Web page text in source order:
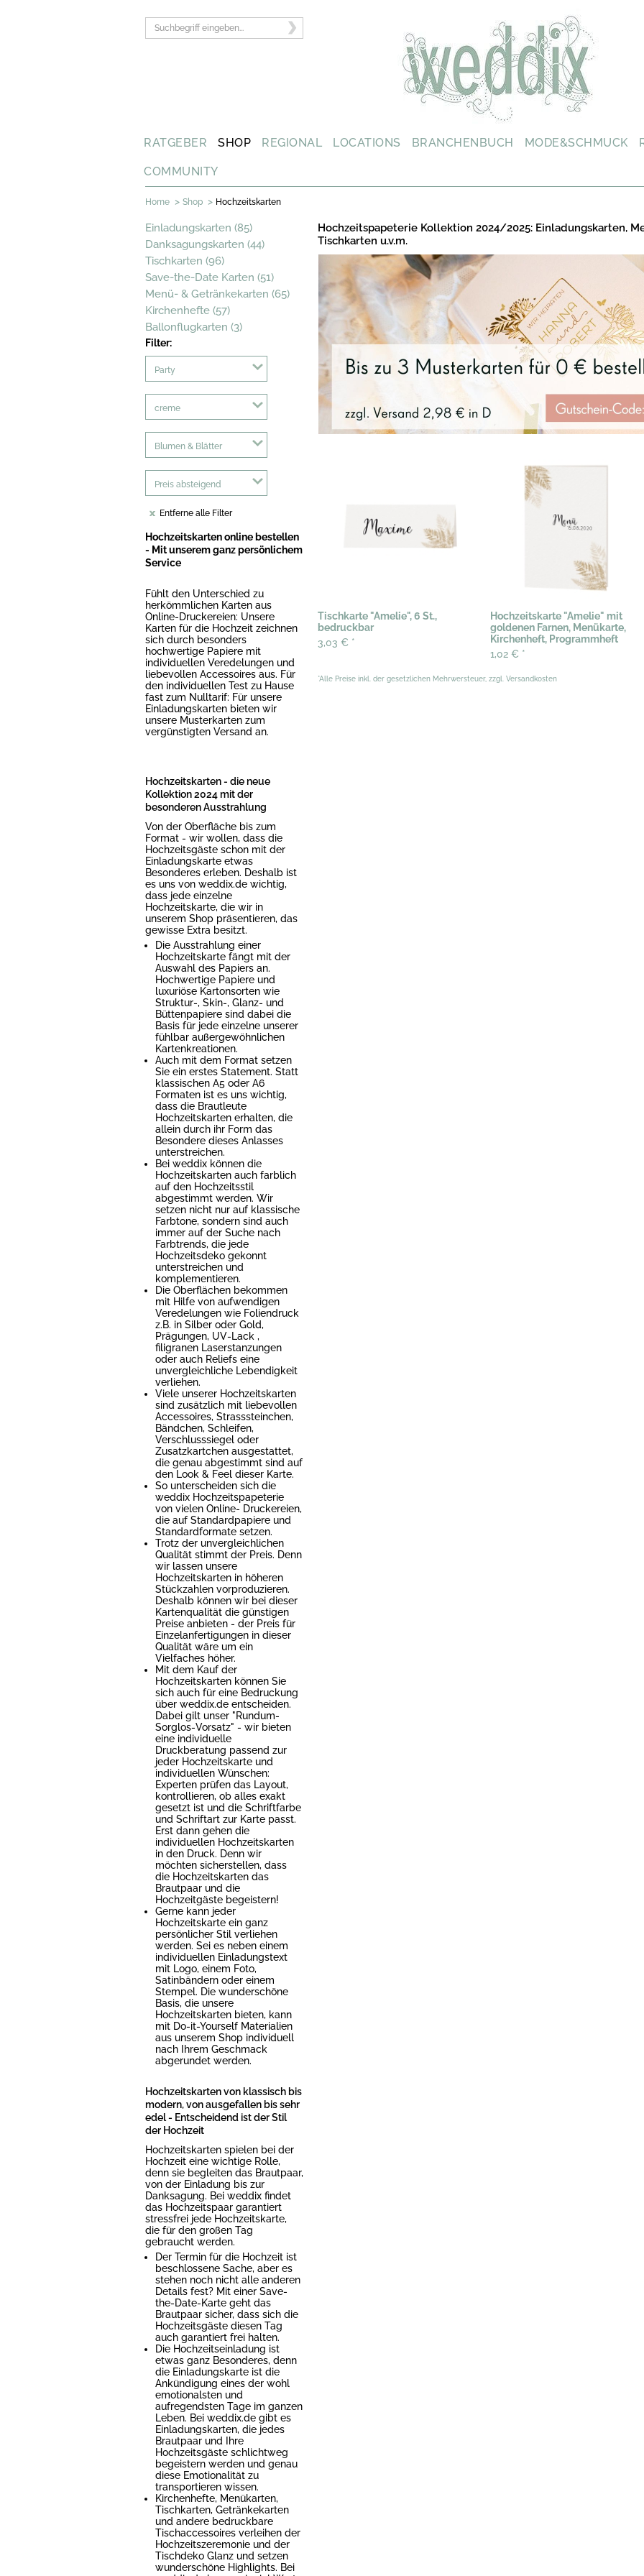
RATGEBER SHOP REGIONAL LOCATIONS BRANCHENBUCH MODE&SCHMUCK
COMMUNITY
Home > Shop > Hochzeitskarten
Einladungskarten (85)
Danksagungskarten (44)
Tischkarten (96)
Save-the-Date Karten (51)
Menü- & Getränkekarten (65)
Kirchenhefte (57)
Ballonflugkarten (3)
Filter:
Party
creme
Blumen & Blätter
Preis absteigend
Entferne alle Filter
Hochzeitskarten online bestellen
- Mit unserem ganz persönlichem
Service
Fühlt den Unterschied zu
herkömmlichen Karten aus
Online-Druckereien: Unsere
Karten für die Hochzeit zeichnen
sich durch besonders
hochwertige Papiere mit
individuellen Veredelungen und
liebevollen Accessoires aus. Für
den individuellen Test zu Hause
fast zum Nulltarif: Für unsere
Einladungskarten bieten wir
unsere Musterkarten zum
vergünstigten Versand an.
Hochzeitskarten - die neue
Kollektion 2024 mit der
besonderen Ausstrahlung
Von der Oberfläche bis zum
Format - wir wollen, dass die
Hochzeitsgäste schon mit der
Einladungskarte etwas
Besonderes erleben. Deshalb ist
es uns von weddix.de wichtig,
dass jede einzelne
Hochzeitskarte, die wir in
unserem Shop präsentieren, das
gewisse Extra besitzt.
Die Ausstrahlung einer
Hochzeitskarte fängt mit der
Auswahl des Papiers an.
Hochwertige Papiere und
luxuriöse Kartonsorten wie
Struktur-, Skin-, Glanz- und
Büttenpapiere sind dabei die
Basis für jede einzelne unserer
fühlbar außergewöhnlichen
Kartenkreationen.
Auch mit dem Format setzen
Sie ein erstes Statement. Statt
klassischen A5 oder A6
Formaten ist es uns wichtig,
dass die Brautleute
Hochzeitskarten erhalten, die
allein durch ihr Form das
Besondere dieses Anlasses
unterstreichen.
Bei weddix können die
Hochzeitskarten auch farblich
auf den Hochzeitsstil
abgestimmt werden. Wir
setzen nicht nur auf klassische
Farbtone, sondern sind auch
immer auf der Suche nach
Farbtrends, die jede
Hochzeitsdeko gekonnt
unterstreichen und
komplementieren.
Die Oberflächen bekommen
mit Hilfe von aufwendigen
Veredelungen wie Foliendruck
z.B. in Silber oder Gold,
Prägungen, UV-Lack ,
filigranen Laserstanzungen
oder auch Reliefs eine
unvergleichliche Lebendigkeit
verliehen.
Viele unserer Hochzeitskarten
sind zusätzlich mit liebevollen
Accessoires, Strasssteinchen,
Bändchen, Schleifen,
Verschlusssiegel oder
Zusatzkartchen ausgestattet,
die genau abgestimmt sind auf
den Look & Feel dieser Karte.
So unterscheiden sich die
weddix Hochzeitspapeterie
von vielen Online- Druckereien,
die auf Standardpapiere und
Standardformate setzen.
Trotz der unvergleichlichen
Qualität stimmt der Preis. Denn
wir lassen unsere
Hochzeitskarten in höheren
Stückzahlen vorproduzieren.
Deshalb können wir bei dieser
Kartenqualität die günstigen
Preise anbieten - der Preis für
Einzelanfertigungen in dieser
Qualität wäre um ein
Vielfaches höher.
Mit dem Kauf der
Hochzeitskarten können Sie
sich auch für eine Bedruckung
über weddix.de entscheiden.
Dabei gilt unser "Rundum-
Sorglos-Vorsatz" - wir bieten
eine individuelle
Druckberatung passend zur
jeder Hochzeitskarte und
individuellen Wünschen:
Experten prüfen das Layout,
kontrollieren, ob alles exakt
gesetzt ist und die Schriftfarbe
und Schriftart zur Karte passt.
Erst dann gehen die
individuellen Hochzeitskarten
in den Druck. Denn wir
möchten sicherstellen, dass
die Hochzeitskarten das
Brautpaar und die
Hochzeitgäste begeistern!
Gerne kann jeder
Hochzeitskarte ein ganz
persönlicher Stil verliehen
werden. Sei es neben einem
individuellen Einladungstext
mit Logo, einem Foto,
Satinbändern oder einem
Stempel. Die wunderschöne
Basis, die unsere
Hochzeitskarten bieten, kann
mit Do-it-Yourself Materialien
aus unserem Shop individuell
nach Ihrem Geschmack
abgerundet werden.
Hochzeitskarten von klassisch bis
modern, von ausgefallen bis sehr
edel - Entscheidend ist der Stil
der Hochzeit
Hochzeitskarten spielen bei der
Hochzeit eine wichtige Rolle,
denn sie begleiten das Brautpaar,
von der Einladung bis zur
Danksagung. Bei weddix findet
das Hochzeitspaar garantiert
stressfrei jede Hochzeitskarte,
die für den großen Tag
gebraucht werden.
Der Termin für die Hochzeit ist
beschlossene Sache, aber es
stehen noch nicht alle anderen
Details fest? Mit einer Save-
the-Date-Karte geht das
Brautpaar sicher, dass sich die
Hochzeitsgäste diesen Tag
auch garantiert frei halten.
Die Hochzeitseinladung ist
etwas ganz Besonderes, denn
die Einladungskarte ist die
Ankündigung eines der wohl
emotionalsten und
aufregendsten Tage im ganzen
Leben. Bei weddix.de gibt es
Einladungskarten, die jedes
Brautpaar und Ihre
Hochzeitsgäste schlichtweg
begeistern werden und genau
diese Emotionalität zu
transportieren wissen.
Kirchenhefte, Menükarten,
Tischkarten, Getränkekarten
und andere bedruckbare
Tischaccessoires verleihen der
Hochzeitszeremonie und der
Tischdeko Glanz und setzen
wunderschöne Highlights. Bei
Hochzeitspapeterie Kollektion 2024/2025: Einladungskarten,
Tischkarten u.v.m.
Tischkarte "Amelie", 6 St.,
bedruckbar
3,03 € *
Hochzeitskarte "Amelie" mit
goldenen Farnen, Menükarte,
Kirchenheft, Programmheft
1,02 € *
*Alle Preise inkl. der gesetzlichen Mehrwersteuer, zzgl. Versandkosten